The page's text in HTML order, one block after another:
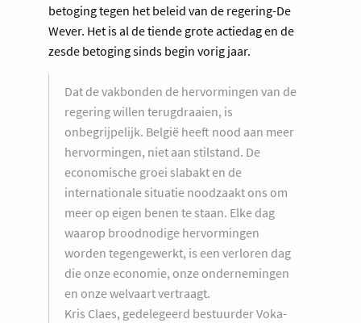
betoging tegen het beleid van de regering-De
Wever. Het is al de tiende grote actiedag en de
zesde betoging sinds begin vorig jaar.
Dat de vakbonden de hervormingen van de
regering willen terugdraaien, is
onbegrijpelijk. België heeft nood aan meer
hervormingen, niet aan stilstand. De
economische groei slabakt en de
internationale situatie noodzaakt ons om
meer op eigen benen te staan. Elke dag
waarop broodnodige hervormingen
worden tegengewerkt, is een verloren dag
die onze economie, onze ondernemingen
en onze welvaart vertraagt.
Kris Claes, gedelegeerd bestuurder Voka-